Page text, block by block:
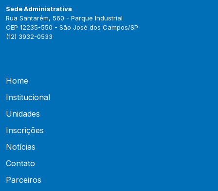
Sede Administrativa
Rua Santarém, 560 - Parque Industrial
CEP 12235-550 - São José dos Campos/SP
(12) 3932-0533
Home
Institucional
Unidades
Inscrições
Notícias
Contato
Parceiros